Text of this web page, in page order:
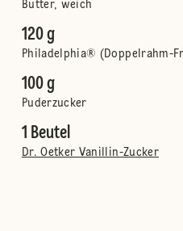
Butter, weich
120 g
Philadelphia® (Doppelrahm-
100 g
Puderzucker
1 Beutel
Dr. Oetker Vanillin-Zucker